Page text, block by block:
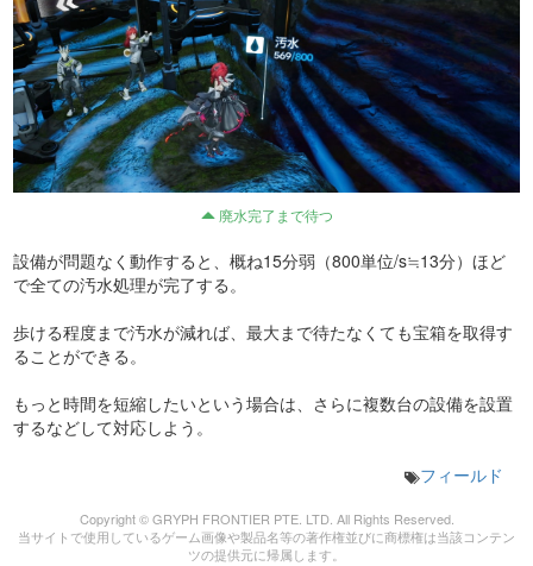
廃水完了まで待つ
設備が問題なく動作すると、概ね15分弱（800単位/s≒13分）ほど
で全ての汚水処理が完了する。
歩ける程度まで汚水が減れば、最大まで待たなくても宝箱を取得す
ることができる。
もっと時間を短縮したいという場合は、さらに複数台の設備を設置
するなどして対応しよう。
フィールド
Copyright © GRYPH FRONTIER PTE. LTD. All Rights Reserved.
当サイトで使用しているゲーム画像や製品名等の著作権並びに商標権は当該コンテン
ツの提供元に帰属します。